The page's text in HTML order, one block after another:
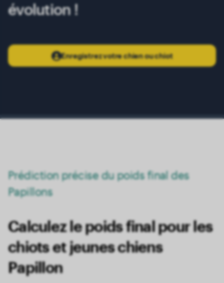
évolution !
Enregistrez votre chien ou chiot
Prédiction précise du poids final des
Papillons
Calculez le poids final pour les
chiots et jeunes chiens
Papillon